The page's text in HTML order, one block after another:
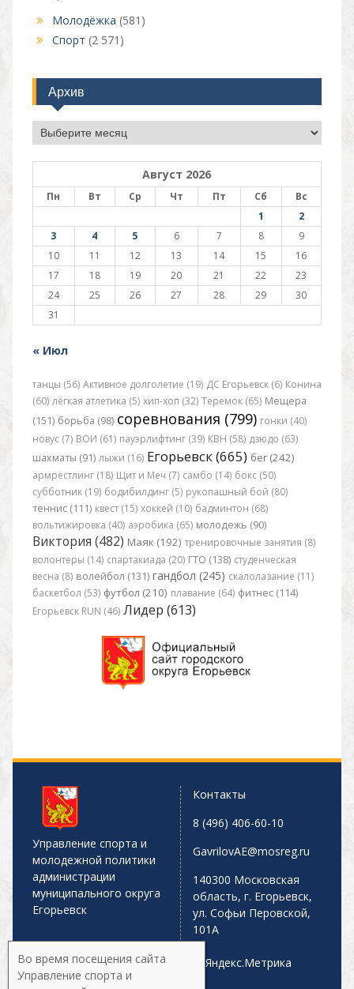
Молодёжка (581)
Спорт (2 571)
Архив
Архив
Август 2026
Пн Вт Ср Чт Пт Сб
Вс
1
2
3
4 5 6 7 8
9
10
11 12 13 14 15
16
17
18 19 20 21 22
23
24
25 26 27 28 29
30
31
« Июл
танцы (56) Активное долголетие (19) ДС Егорьевск (6) Конина
(60) лёгкая атлетика (5) хип-хоп (32) Теремок (65) Мещера
(151) борьба (98) соревнования (799) гонки (40)
новус (7) ВОИ (61) пауэрлифтинг (39) КВН (58) дзюдо (63)
шахматы (91) лыжи (16) Егорьевск (665) бег (242)
армрестлинг (18) Щит и Меч (7) самбо (14) бокс (50)
субботник (19) бодибилдинг (5) рукопашный бой (80)
теннис (111) квест (15) хоккей (10) бадминтон (68)
вольтижировка (40) аэробика (65) молодежь (90)
Виктория (482) Маяк (192) тренировочные занятия (8)
волонтеры (14) спартакиада (20) ГТО (138) студенческая
весна (8) волейбол (131) гандбол (245) скалолазание (11)
баскетбол (53) футбол (210) плавание (64) фитнес (114)
Егорьевск RUN (46) Лидер (613)
Управление спорта и
молодежной политики
администрации
муниципального округа
Егорьевск
Контакты
8 (496) 406-60-10
GavrilovAE@mosreg.ru
140300 Московская
область, г. Егорьевск,
ул. Софьи Перовской,
101А
Во время посещения сайта
Управление спорта и